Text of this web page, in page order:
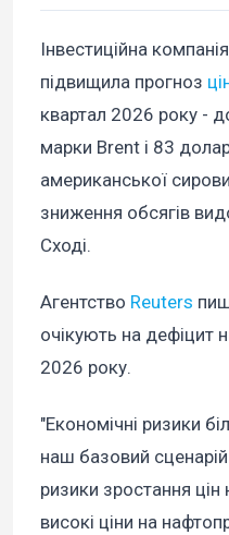
Інвестиційна
підвищила прогноз
квартал 2026 року -
марки Brent і 83
американської
зниження обсягів
Сході.
Агентство Reuters
очікують на дефіцит
2026 року.
"Економічні ризики
наш базовий
ризики зростання
високі ціни на